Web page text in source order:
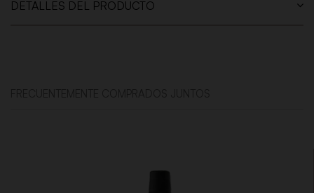
DETALLES DEL PRODUCTO